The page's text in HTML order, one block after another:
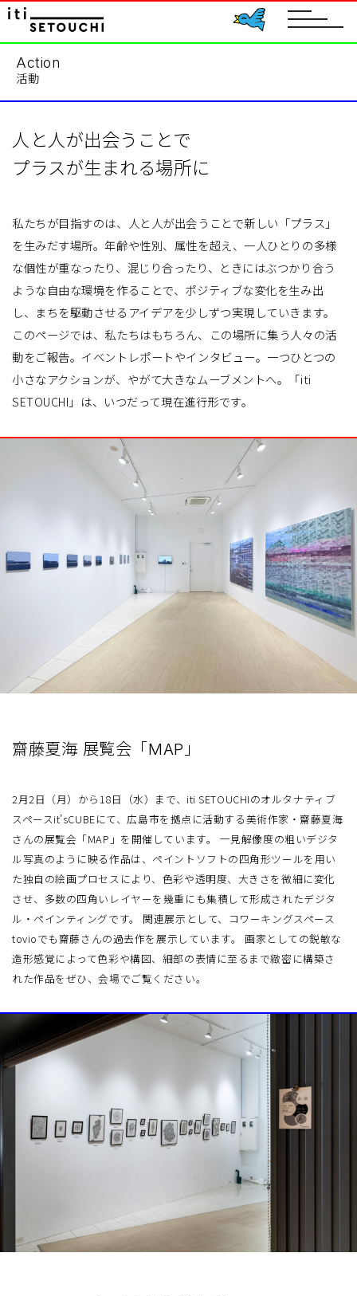
toggle
Action
活動
人と人が出会うことで
プラスが生まれる場所に
私たちが目指すのは、人と人が出会うことで新しい「プラス」
を生みだす場所。年齢や性別、属性を超え、一人ひとりの多様
な個性が重なったり、混じり合ったり、ときにはぶつかり合う
ような自由な環境を作ることで、ポジティブな変化を生み出
し、まちを駆動させるアイデアを少しずつ実現していきます。
このページでは、私たちはもちろん、この場所に集う人々の活
動をご報告。イベントレポートやインタビュー。一つひとつの
小さなアクションが、やがて大きなムーブメントへ。「iti
SETOUCHI」は、いつだって現在進行形です。
齋藤夏海 展覧会「MAP」
2月2日（月）から18日（水）まで、iti SETOUCHIのオルタナティブ
スペースit’sCUBEにて、広島市を拠点に活動する美術作家・齋藤夏海
さんの展覧会「MAP」を開催しています。 一見解像度の粗いデジタ
ル写真のように映る作品は、ペイントソフトの四角形ツールを用い
た独自の絵画プロセスにより、色彩や透明度、大きさを微細に変化
させ、多数の四角いレイヤーを幾重にも集積して形成されたデジタ
ル・ペインティングです。 関連展示として、コワーキングスペース
tovioでも齋藤さんの過去作を展示しています。 画家としての鋭敏な
造形感覚によって色彩や構図、細部の表情に至るまで緻密に構築さ
れた作品をぜひ、会場でご覧ください。